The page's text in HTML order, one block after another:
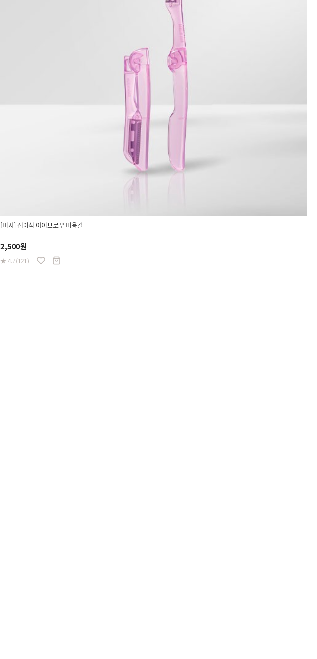
[미샤] 접이식 아이브로우 미용칼
2,500원
★ 4.7(121)